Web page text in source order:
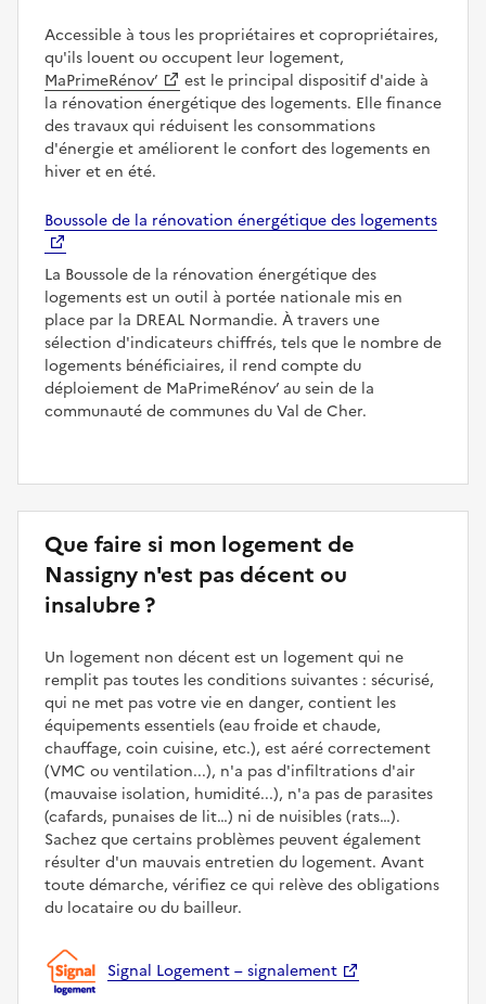
Accessible à tous les propriétaires et copropriétaires,
qu'ils louent ou occupent leur logement,
MaPrimeRénov’
est le principal dispositif d'aide à
la rénovation énergétique des logements. Elle finance
des travaux qui réduisent les consommations
d'énergie et améliorent le confort des logements en
hiver et en été.
Boussole de la rénovation énergétique des logements
La Boussole de la rénovation énergétique des
logements est un outil à portée nationale mis en
place par la DREAL Normandie. À travers une
sélection d'indicateurs chiffrés, tels que le nombre de
logements bénéficiaires, il rend compte du
déploiement de MaPrimeRénov’ au sein de la
communauté de communes du Val de Cher.
Que faire si mon logement de
Nassigny n'est pas décent ou
insalubre ?
Un logement non décent est un logement qui ne
remplit pas toutes les conditions suivantes : sécurisé,
qui ne met pas votre vie en danger, contient les
équipements essentiels (eau froide et chaude,
chauffage, coin cuisine, etc.), est aéré correctement
(VMC ou ventilation...), n'a pas d'infiltrations d'air
(mauvaise isolation, humidité...), n'a pas de parasites
(cafards, punaises de lit…) ni de nuisibles (rats…).
Sachez que certains problèmes peuvent également
résulter d'un mauvais entretien du logement. Avant
toute démarche, vérifiez ce qui relève des obligations
du locataire ou du bailleur.
Signal Logement – signalement